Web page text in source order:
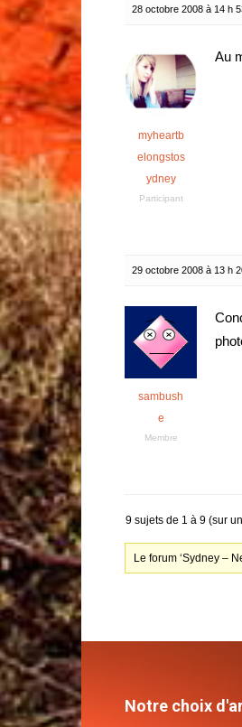
28 octobre 2008 à 14 h
myheartb
elongstos
ydney
Participant
Au
29 octobre 2008 à 13 h
sambush
e
Membre
9 sujets de 1 à 9 (sur
Le forum ‘Sydney –
Notre choix